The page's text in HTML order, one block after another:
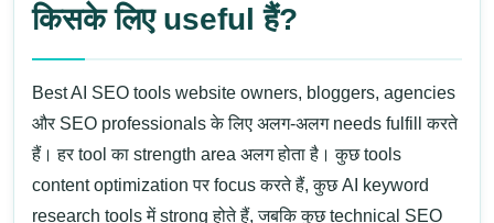
किसके लिए useful हैं?
Best AI SEO tools website owners, bloggers, agencies
और SEO professionals के लिए अलग-अलग needs fulfill करते
हैं। हर tool का strength area अलग होता है।कुछ tools
content optimization पर focus करते हैं, कुछAI keyword
research toolsमें strong होते हैं, जबकि कुछ technical SEO